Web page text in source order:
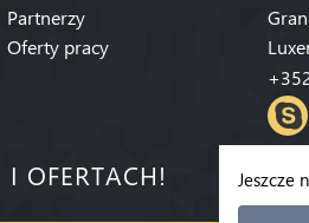
Partnerzy
Oferty pracy
OFERTACH! Jeszcze